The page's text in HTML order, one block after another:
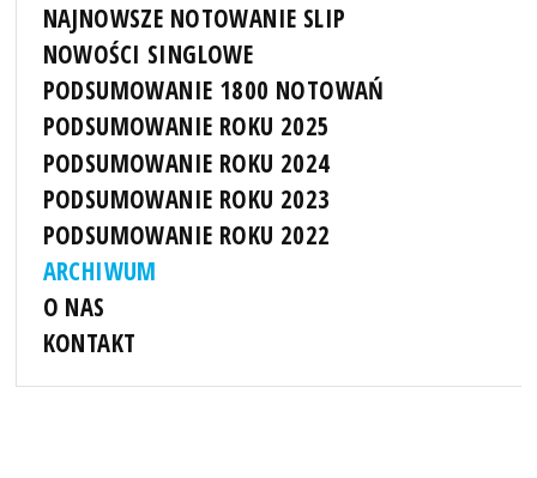
NAJNOWSZE NOTOWANIE SLIP
NOWOŚCI SINGLOWE
PODSUMOWANIE 1800 NOTOWAŃ
PODSUMOWANIE ROKU 2025
PODSUMOWANIE ROKU 2024
PODSUMOWANIE ROKU 2023
PODSUMOWANIE ROKU 2022
ARCHIWUM
O NAS
KONTAKT